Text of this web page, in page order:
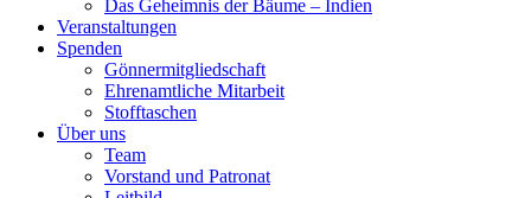
Das Geheimnis der Bäume – Indien
Veranstaltungen
Spenden
Gönnermitgliedschaft
Ehrenamtliche Mitarbeit
Stofftaschen
Über uns
Team
Vorstand und Patronat